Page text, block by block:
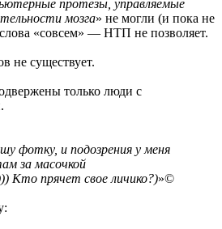
протезы, управляемые
мозга» не могли (и пока не
«совсем» — НТП не позволяет.
не существует.
только люди с
фотку, и подозрения у меня
за масочкой
Кто прячет свое личико?)»©